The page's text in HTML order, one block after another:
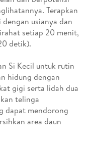
Terapkan
usianya dan
setiap 20 menit,
detik).
Si Kecil untuk rutin
hidung dengan
gigi serta lidah dua
telinga
dapat mendorong
area daun